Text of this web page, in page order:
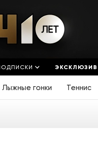
ЭКСКЛЮЗИВ
Лыжные гонки Теннис